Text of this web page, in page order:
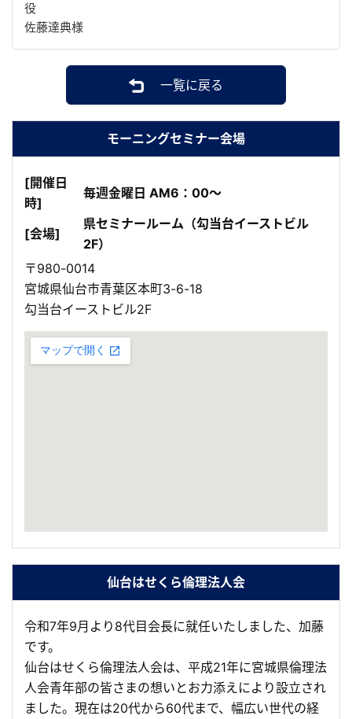
役
佐藤達典様
一覧に戻る
モーニングセミナー会場
[開催日
時]
毎週金曜日 AM6：00～
[会場]
県セミナールーム（勾当台イーストビル
2F）
〒980-0014
宮城県仙台市青葉区本町3-6-18
勾当台イーストビル2F
仙台はせくら倫理法人会
令和7年9月より8代目会長に就任いたしました、加藤
です。
仙台はせくら倫理法人会は、平成21年に宮城県倫理法
人会青年部の皆さまの想いとお力添えにより設立され
ました。現在は20代から60代まで、幅広い世代の経